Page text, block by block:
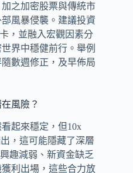
之加密股票與傳統市
風暴侵襲。建議投資
，並融入宏觀因素分
界中穩健前行。舉例
數週修正，及早佈局
風險？
起來穩定，但10x
出，這可能隱藏了深層
趣減弱、新資金缺乏
利出場，這些合力放